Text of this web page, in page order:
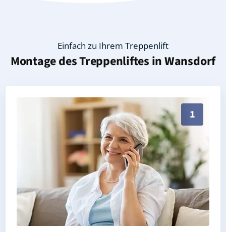
Einfach zu Ihrem Treppenlift
Montage des Treppenliftes inWansdorf
1
Persönliche Treppenlift-Beratung in Wansdorf